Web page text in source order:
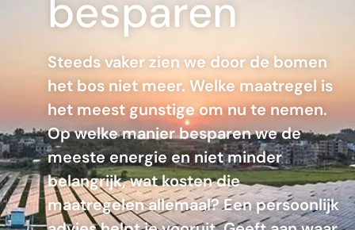
besparen
Steeds vaker zien we door de bomen
het bos niet meer. Welke maatregel is
het meest gunstige om nu te nemen.
Op welke manier besparen we de
meeste energie en niet minder
belangrijk, wat kosten die
maatregelen allemaal? Een persoonlijk